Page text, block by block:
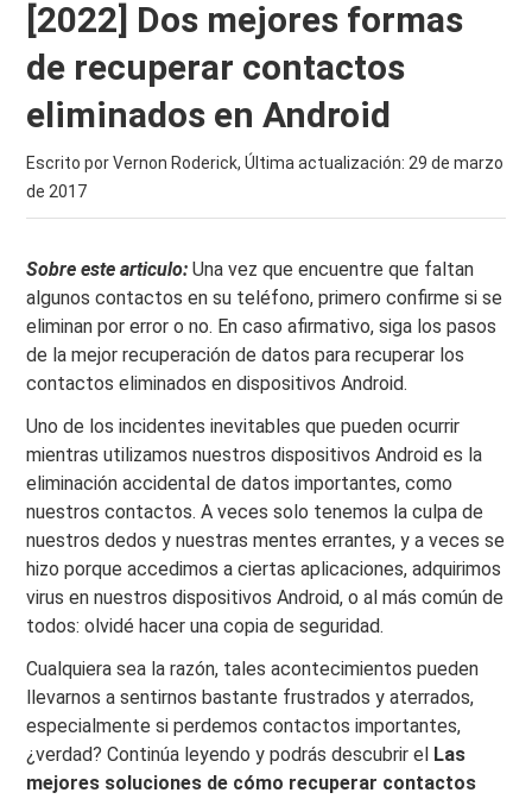
[2022] Dos mejores formas
de recuperar contactos
eliminados en Android
Escrito por Vernon Roderick, Última actualización: 29 de marzo
de 2017
Sobre este articulo: Una vez que encuentre que faltan
algunos contactos en su teléfono, primero confirme si se
eliminan por error o no. En caso afirmativo, siga los pasos
de la mejor recuperación de datos para recuperar los
contactos eliminados en dispositivos Android.
Uno de los incidentes inevitables que pueden ocurrir
mientras utilizamos nuestros dispositivos Android es la
eliminación accidental de datos importantes, como
nuestros contactos. A veces solo tenemos la culpa de
nuestros dedos y nuestras mentes errantes, y a veces se
hizo porque accedimos a ciertas aplicaciones, adquirimos
virus en nuestros dispositivos Android, o al más común de
todos: olvidé hacer una copia de seguridad.
Cualquiera sea la razón, tales acontecimientos pueden
llevarnos a sentirnos bastante frustrados y aterrados,
especialmente si perdemos contactos importantes,
¿verdad? Continúa leyendo y podrás descubrir el Las
mejores soluciones de cómo recuperar contactos